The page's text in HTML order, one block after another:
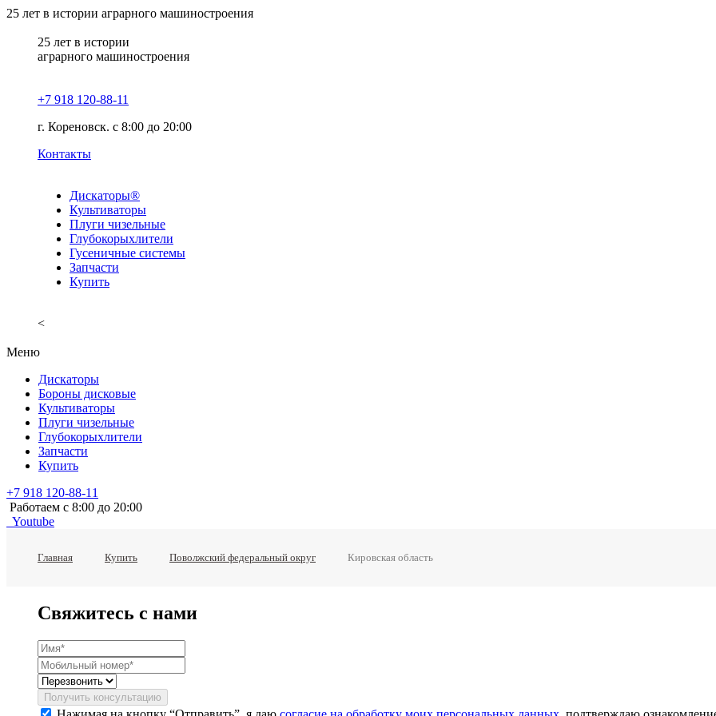
25 лет в истории аграрного машиностроения
25 лет в истории
аграрного машиностроения
+7 918 120-88-11
г. Кореновск. c 8:00 до 20:00
Контакты
Дискаторы®
Культиваторы
Плуги чизельные
Глубокорыхлители
Гусеничные системы
Запчасти
Купить
<
Меню
Дискаторы
Бороны дисковые
Культиваторы
Плуги чизельные
Глубокорыхлители
Запчасти
Купить
+7 918 120-88-11
Работаем c 8:00 до 20:00
Youtube
Главная Купить Поволжский федеральный округ Кировская область
Свяжитесь с нами
Получить консультацию